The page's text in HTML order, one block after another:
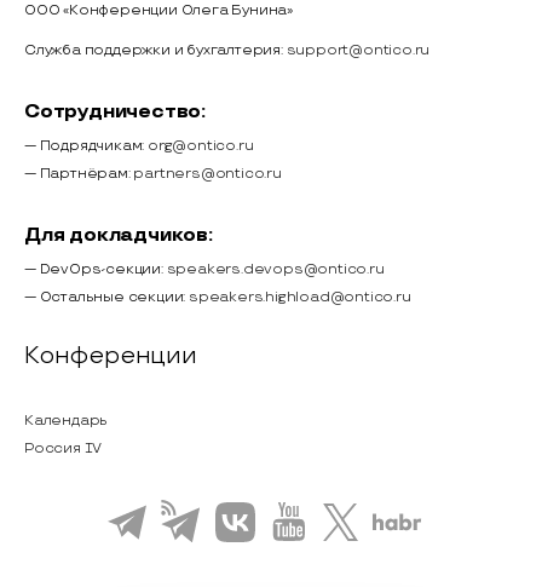
ООО «Конференции Олега Бунина»
Служба поддержки и бухгалтерия: support@ontico.ru
Сотрудничество:
— Подрядчикам: org@ontico.ru
— Партнёрам: partners@ontico.ru
Для докладчиков:
— DevOps-секции: speakers.devops@ontico.ru
— Остальные секции: speakers.highload@ontico.ru
Конференции
Календарь
Россия IV